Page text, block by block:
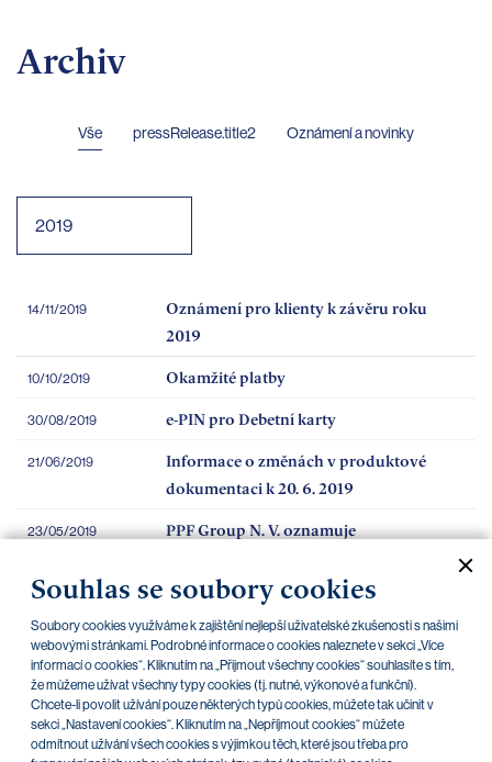
Souhlas se soubory cookies
Soubory cookies využíváme k zajištění nejlepší uživatelské zkušenosti s našimi
webovými stránkami. Podrobné informace o cookies naleznete v sekci „Více
informací o cookies“. Kliknutím na „Přijmout všechny cookies“ souhlasíte s tím,
že můžeme užívat všechny typy cookies (tj. nutné, výkonové a funkční).
Chcete-li povolit užívání pouze některých typů cookies, můžete tak učinit v
sekci „Nastavení cookies“. Kliknutím na „Nepříjmout cookies“ můžete
odmítnout užívání všech cookies s výjimkou těch, které jsou třeba pro
Archiv
Vše pressRelease.title2 Oznámení a novinky
2019
14/11/2019
Oznámení pro klienty k závěru roku
2019
10/10/2019 Okamžité platby
30/08/2019 e-PIN pro Debetní karty
21/06/2019
Informace o změnách v produktové
dokumentaci k 20. 6. 2019
23/05/2019
PPF Group N. V. oznamuje
finanční výsledky k 31. 12. 2018 podle
09/05/2019
PPF banka zveřejnila hospodářské
výsledky za rok 2018
13/02/2019 UPOZORNĚNÍ - podvodné maily